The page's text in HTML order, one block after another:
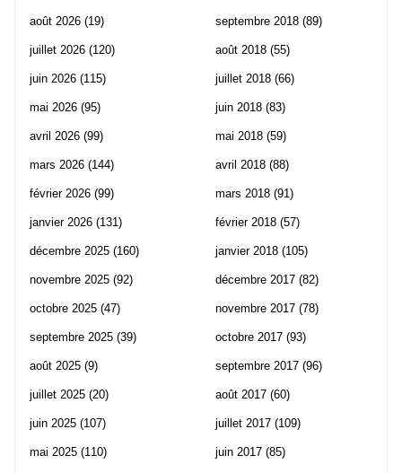
août 2026 (19)
juillet 2026 (120)
juin 2026 (115)
mai 2026 (95)
avril 2026 (99)
mars 2026 (144)
février 2026 (99)
janvier 2026 (131)
décembre 2025 (160)
novembre 2025 (92)
octobre 2025 (47)
septembre 2025 (39)
août 2025 (9)
juillet 2025 (20)
juin 2025 (107)
mai 2025 (110)
septembre 2018 (89)
août 2018 (55)
juillet 2018 (66)
juin 2018 (83)
mai 2018 (59)
avril 2018 (88)
mars 2018 (91)
février 2018 (57)
janvier 2018 (105)
décembre 2017 (82)
novembre 2017 (78)
octobre 2017 (93)
septembre 2017 (96)
août 2017 (60)
juillet 2017 (109)
juin 2017 (85)